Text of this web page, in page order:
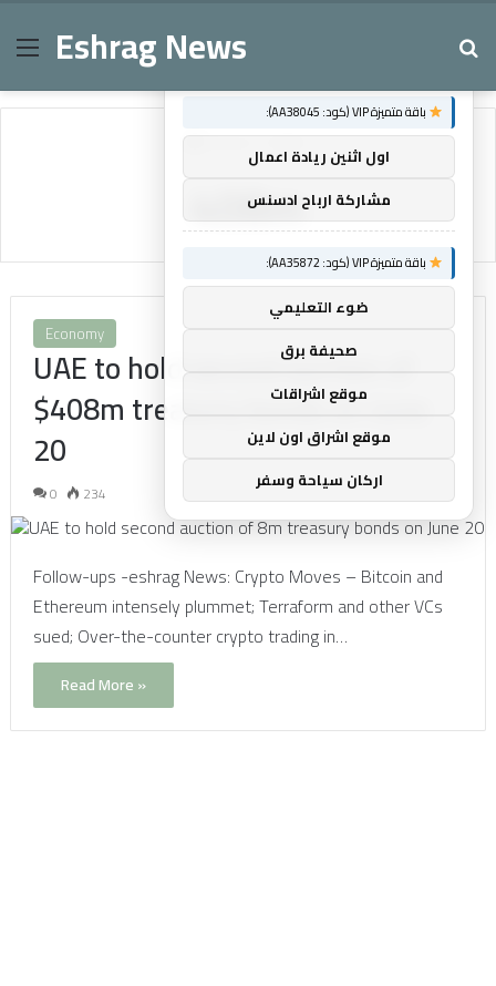
MenuEshrag News
Home/408m
408m
Economy
UAE to hold second auction of
$408m treasury bonds on June
20
0 234
Follow-ups -eshrag News: Crypto Moves – Bitcoin and
Ethereum intensely plummet; Terraform and other VCs
sued; Over-the-counter crypto trading in…
Read More »
×
باقة متميزة VIP (كود: AA38045):
اول اثنين ريادة اعمال
مشاركة ارباح ادسنس
باقة متميزة VIP (كود: AA35872):
ضوء التعليمي
صحيفة برق
موقع اشراقات
موقع اشراق اون لاين
اركان سياحة وسفر